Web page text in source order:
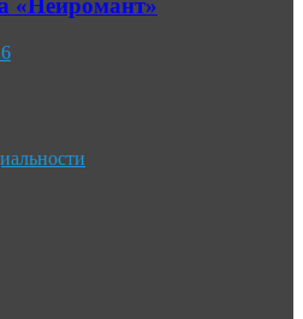
«Нейромант»